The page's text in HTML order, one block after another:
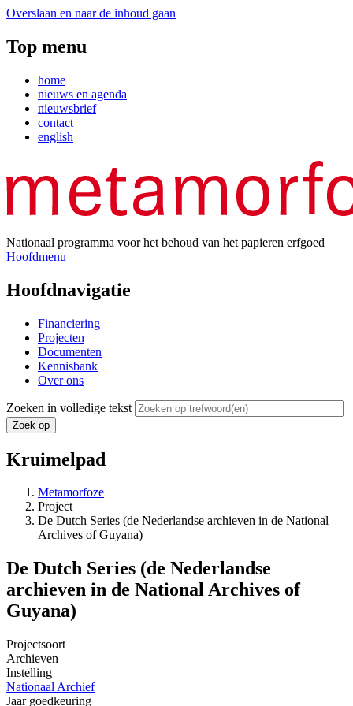
Overslaan en naar de inhoud gaan
Top menu
home
nieuws en agenda
nieuwsbrief
contact
english
Nationaal programma voor het behoud van het papieren erfgoed
Hoofdmenu
Hoofdnavigatie
Financiering
Projecten
Documenten
Kennisbank
Over ons
Zoeken in volledige tekst
Kruimelpad
Metamorfoze
Project
De Dutch Series (de Nederlandse archieven in de National
Archives of Guyana)
De Dutch Series (de Nederlandse
archieven in de National Archives of
Guyana)
Projectsoort
Archieven
Instelling
Nationaal Archief
Jaar goedkeuring